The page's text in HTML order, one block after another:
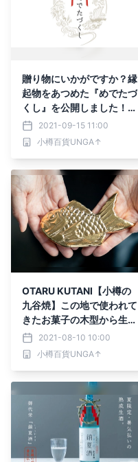
贈り物にいかがですか？縁
起物をあつめた『めでたづ
くし』を公開しました！
【小樽百貨UNGA↑】
2021-09-15 11:00
小樽百貨UNGA↑
OTARU KUTANI【小樽の
九谷焼】この地で使われて
きたお菓子の木型から生ま
れました。
2021-08-10 10:00
小樽百貨UNGA↑